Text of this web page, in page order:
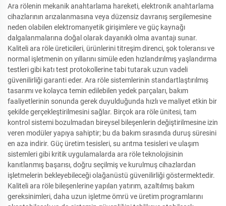
Ara rölenin mekanik anahtarlama hareketi, elektronik anahtarlama
cihazlarının arızalanmasına veya düzensiz davranış sergilemesine
neden olabilen elektromanyetik girişimlere ve güç kaynağı
dalgalanmalarına doğal olarak dayanıklı olma avantajı sunar.
Kaliteli ara röle üreticileri, ürünlerini titreşim direnci, şok toleransı ve
normal işletmenin on yıllarını simüle eden hızlandırılmış yaşlandırma
testleri gibi katı test protokollerine tabi tutarak uzun vadeli
güvenilirliği garanti eder. Ara röle sistemlerinin standartlaştırılmış
tasarımı ve kolayca temin edilebilen yedek parçaları, bakım
faaliyetlerinin sonunda gerek duyulduğunda hızlı ve maliyet etkin bir
şekilde gerçekleştirilmesini sağlar. Birçok ara röle ünitesi, tam
kontrol sistemi bozulmadan bireysel bileşenlerin değiştirilmesine izin
veren modüler yapıya sahiptir; bu da bakım sırasında duruş süresini
en aza indirir. Güç üretim tesisleri, su arıtma tesisleri ve ulaşım
sistemleri gibi kritik uygulamalarda ara röle teknolojisinin
kanıtlanmış başarısı, doğru seçilmiş ve kurulmuş cihazlardan
işletmelerin bekleyebileceği olağanüstü güvenilirliği göstermektedir.
Kaliteli ara röle bileşenlerine yapılan yatırım, azaltılmış bakım
gereksinimleri, daha uzun işletme ömrü ve üretim programlarını